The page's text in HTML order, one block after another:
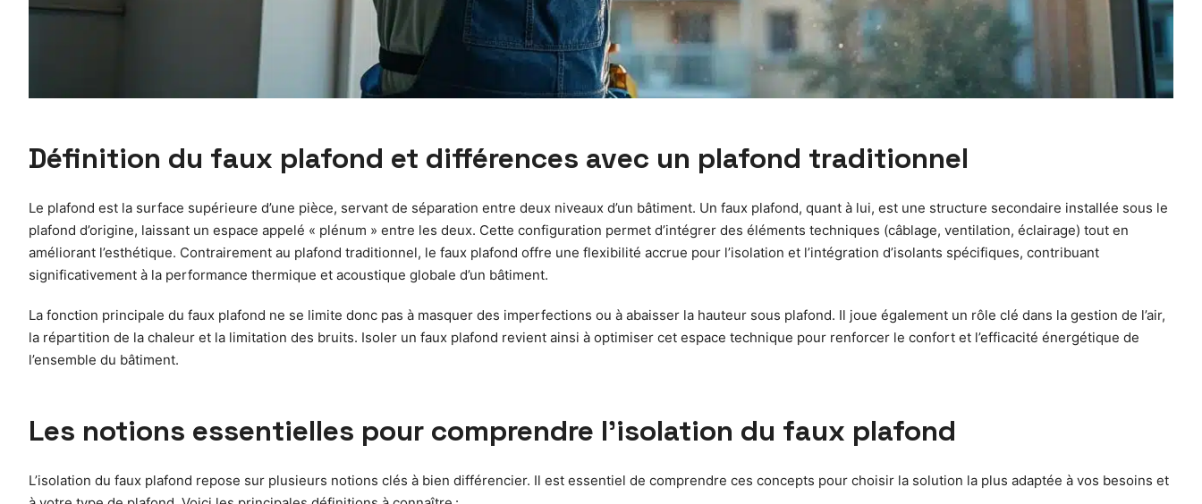
Définition du faux plafond et différences avec un plafond traditionnel
Le plafond est la surface supérieure d’une pièce, servant de séparation entre deux niveaux d’un bâtiment. Un faux plafond, quant à lui, est une structure secondaire installée sous le
plafond d’origine, laissant un espace appelé « plénum » entre les deux. Cette configuration permet d’intégrer des éléments techniques (câblage, ventilation, éclairage) tout en
améliorant l’esthétique. Contrairement au plafond traditionnel, le faux plafond offre une flexibilité accrue pour l’isolation et l’intégration d’isolants spécifiques, contribuant
significativement à la performance thermique et acoustique globale d’un bâtiment.
La fonction principale du faux plafond ne se limite donc pas à masquer des imperfections ou à abaisser la hauteur sous plafond. Il joue également un rôle clé dans la gestion de l’air,
la répartition de la chaleur et la limitation des bruits. Isoler un faux plafond revient ainsi à optimiser cet espace technique pour renforcer le confort et l’efficacité énergétique de
l’ensemble du bâtiment.
Les notions essentielles pour comprendre l’isolation du faux plafond
L’isolation du faux plafond repose sur plusieurs notions clés à bien différencier. Il est essentiel de comprendre ces concepts pour choisir la solution la plus adaptée à vos besoins et